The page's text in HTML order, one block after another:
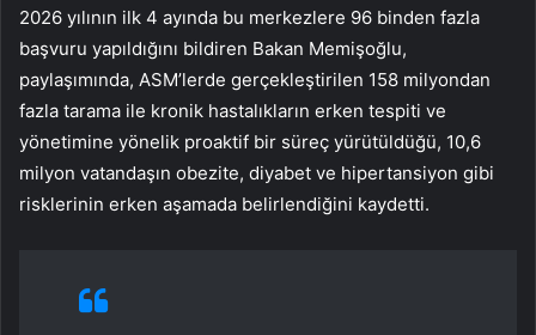
2026 yılının ilk 4 ayında bu merkezlere 96 binden fazla
başvuru yapıldığını bildiren Bakan Memişoğlu,
paylaşımında, ASM’lerde gerçekleştirilen 158 milyondan
fazla tarama ile kronik hastalıkların erken tespiti ve
yönetimine yönelik proaktif bir süreç yürütüldüğü, 10,6
milyon vatandaşın obezite, diyabet ve hipertansiyon gibi
risklerinin erken aşamada belirlendiğini kaydetti.